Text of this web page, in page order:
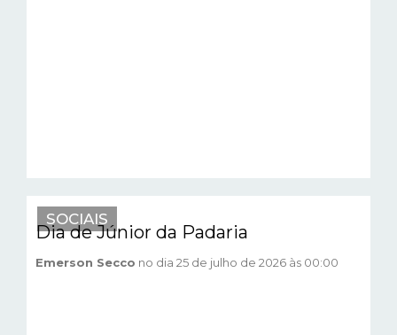
SOCIAIS
Dia de Júnior da Padaria
Emerson Secco no dia 25 de julho de 2026 às 00:00